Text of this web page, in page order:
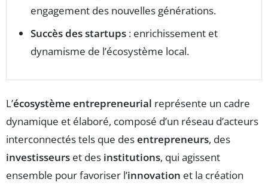
engagement des nouvelles générations.
Succès des startups : enrichissement et
dynamisme de l’écosystème local.
L’écosystème entrepreneurial représente un cadre
dynamique et élaboré, composé d’un réseau d’acteurs
interconnectés tels que desentrepreneurs, des
investisseurs et des institutions, qui agissent
ensemble pour favoriser l’innovation et la création